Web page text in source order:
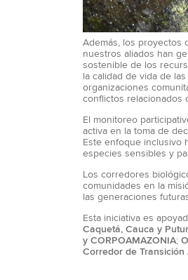
Además, los proyectos
nuestros aliados han
sostenible de los
la calidad de vida de
organizaciones
conflictos relacionados
El monitoreo
activa en la toma de
Este enfoque inclusivo
especies sensibles y
Los corredores
comunidades en la
las generaciones
Esta iniciativa es
Caquetá, Cauca y
y CORPOAMAZONIA;
Corredor de